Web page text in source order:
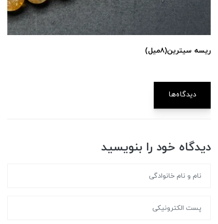
ریسه سیترین(۸میل)
دیدگاه‌ها
دیدگاه خود را بنویسید